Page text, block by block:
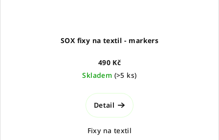
SOX fixy na textil - markers
490 Kč
Skladem (>5 ks)
Detail
Fixy na textil